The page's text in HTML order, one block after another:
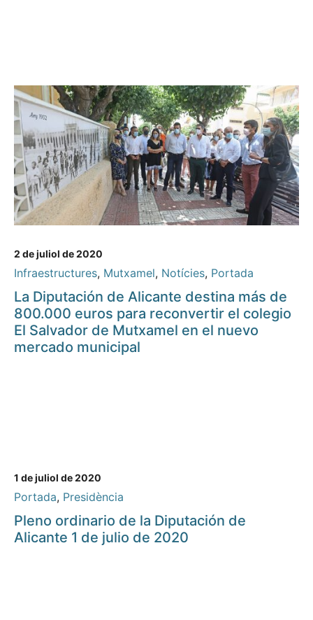
2 de juliol de 2020
Infraestructures, Mutxamel, Notícies, Portada
La Diputación de Alicante destina más de
800.000 euros para reconvertir el colegio
El Salvador de Mutxamel en el nuevo
mercado municipal
1 de juliol de 2020
Portada, Presidència
Pleno ordinario de la Diputación de
Alicante 1 de julio de 2020